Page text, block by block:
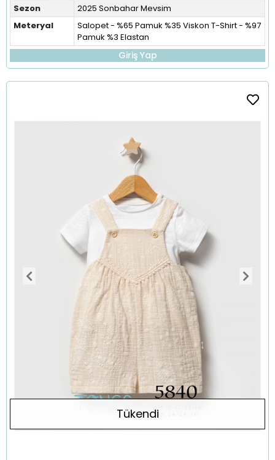
Sezon
2025 Sonbahar Mevsim
Meteryal
Salopet - %65 Pamuk %35 Viskon T-Shirt - %97
Pamuk %3 Elastan
Giriş Yap
Tükendi